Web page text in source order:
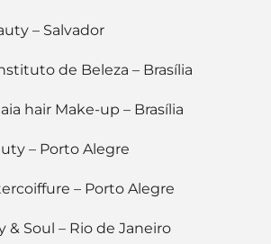
– Salvador
de Beleza – Brasília
hair Make-up – Brasília
– Porto Alegre
– Porto Alegre
& Soul – Rio de Janeiro